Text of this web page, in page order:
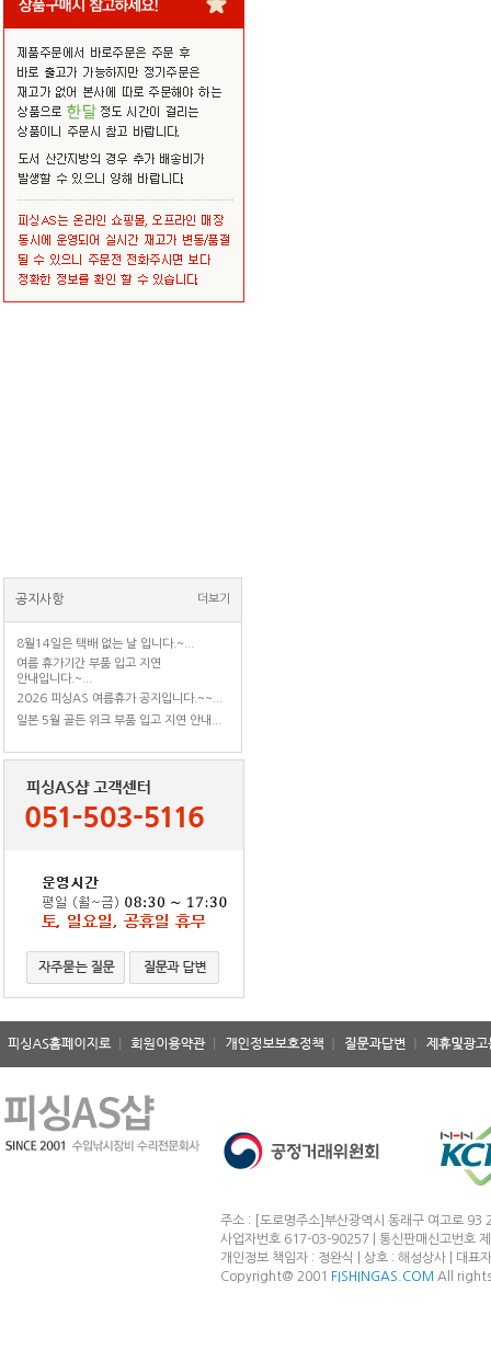
공지사항 더보기
8월14일은 택배 없는 날 입니다.~...
여름 휴가기간 부품 입고 지연
안내입니다.~...
2026 피싱AS 여름휴가 공지입니다.~~...
일본 5월 골든 위크 부품 입고 지연 안내...
주소 : [도로명주소]부산광역시 동래구 여고로
사업자번호 617-03-90257 | 통신판매신고번호
개인정보 책임자 : 정완식 | 상호 : 해성상사 | 대
Copyright@ 2001
FISHINGAS.COM All